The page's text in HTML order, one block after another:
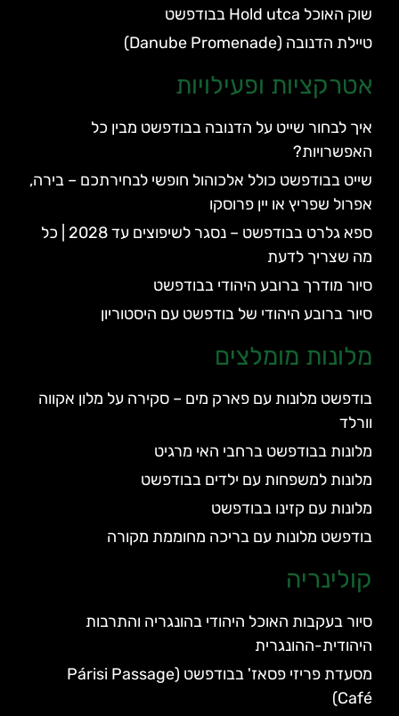
שוק האוכל Hold utca בבודפשט
טיילת הדנובה (Danube Promenade)
אטרקציות ופעילויות
איך לבחור שייט על הדנובה בבודפשט מבין כל
האפשרויות?
שייט בבודפשט כולל אלכוהול חופשי לבחירתכם – בירה,
אפרול שפריץ או יין פרוסקו
ספא גלרט בבודפשט – נסגר לשיפוצים עד 2028 | כל
מה שצריך לדעת
סיור מודרך ברובע היהודי בבודפשט
סיור ברובע היהודי של בודפשט עם היסטוריון
מלונות מומלצים
בודפשט מלונות עם פארק מים – סקירה על מלון אקווה
וורלד
מלונות בבודפשט ברחבי האי מרגיט
מלונות למשפחות עם ילדים בבודפשט
מלונות עם קזינו בבודפשט
בודפשט מלונות עם בריכה מחוממת מקורה
קולינריה
סיור בעקבות האוכל היהודי בהונגריה והתרבות
היהודית-ההונגרית
מסעדת פריזי פסאז' בבודפשט (Párisi Passage
Café)